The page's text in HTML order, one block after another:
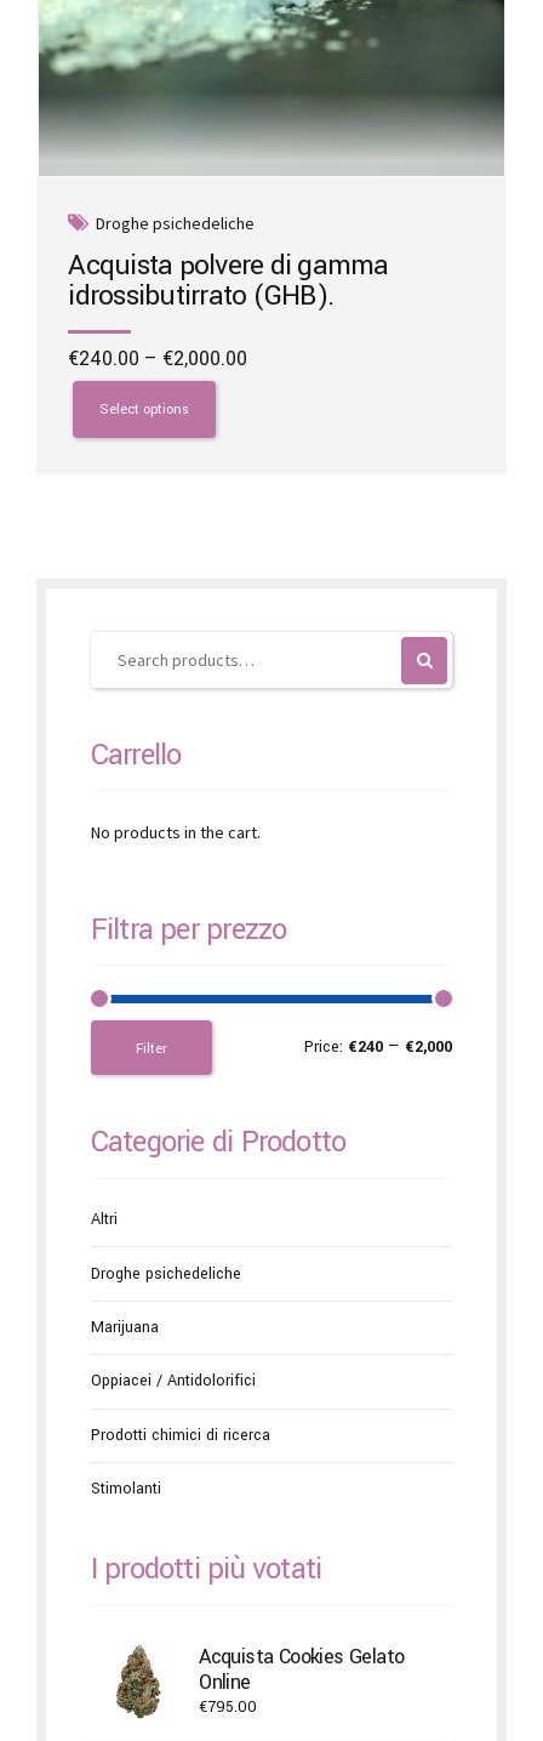
Droghe psichedeliche
Acquista polvere di gamma
idrossibutirrato (GHB).
€240.00 – €2,000.00
Select options
This
product
has
product
Carrello
No products in the cart.
Filtra per prezzo
Filter Price: €240 — €2,000
Categorie di Prodotto
Altri
Droghe psichedeliche
Marijuana
Oppiacei / Antidolorifici
Prodotti chimici di ricerca
Stimolanti
I prodotti più votati
Acquista Cookies Gelato
Online
€795.00